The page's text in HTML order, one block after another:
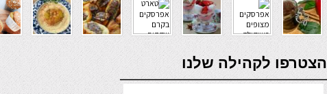
verde casino
הצטרפו לקהילה שלנו